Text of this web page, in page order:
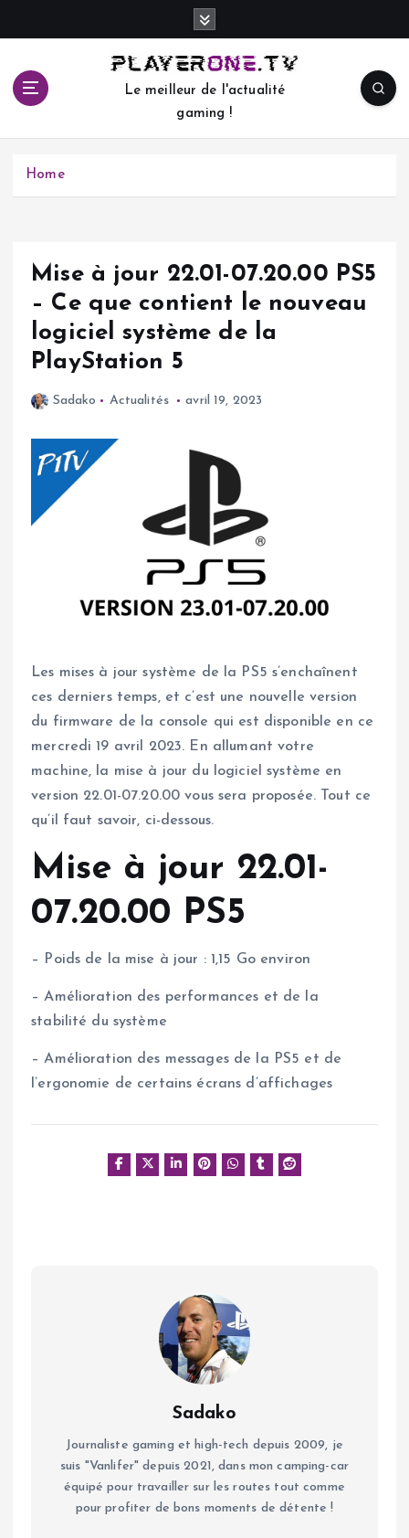
c
Le meilleur de l'actualité
gaming !
Home
Mise à jour 22.01-07.20.00 PS5
– Ce que contient le nouveau
logiciel système de la
PlayStation 5
Sadako Actualités avril 19, 2023
Les mises à jour système de la PS5 s’enchaînent
ces derniers temps, et c’est une nouvelle version
du firmware de la console qui est disponible en ce
mercredi 19 avril 2023. En allumant votre
machine, la mise à jour du logiciel système en
version 22.01-07.20.00 vous sera proposée. Tout ce
qu’il faut savoir, ci-dessous.
Mise à jour 22.01-
07.20.00 PS5
– Poids de la mise à jour : 1,15 Go environ
– Amélioration des performances et de la
stabilité du système
– Amélioration des messages de la PS5 et de
l’ergonomie de certains écrans d’affichages
Sadako
Journaliste gaming et high-tech depuis 2009, je
suis "Vanlifer" depuis 2021, dans mon camping-car
équipé pour travailler sur les routes tout comme
pour profiter de bons moments de détente !